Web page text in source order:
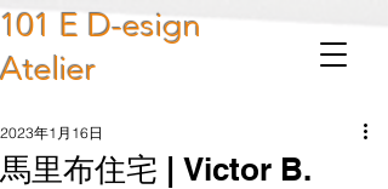
101 E D-esign
Atelier
馬里布住宅 | Victor B.
2023年1月16日